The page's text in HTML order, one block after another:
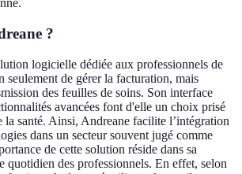
?
logicielle dédiée aux professionnels de
seulement de gérer la facturation, mais
des feuilles de soins. Son interface
avancées font d'elle un choix prisé
la santé. Ainsi, Andreane facilite l’intégration
dans un secteur souvent jugé comme
de cette solution réside dans sa
quotidien des professionnels. En effet, selon